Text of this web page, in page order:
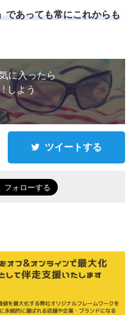
であっても常にこれからも
に入ったら
しよう
ツイートする